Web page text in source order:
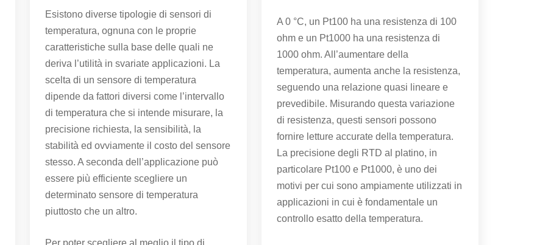
Esistono diverse tipologie di sensori di
temperatura, ognuna con le proprie
caratteristiche sulla base delle quali ne
deriva l’utilità in svariate applicazioni. La
scelta di un sensore di temperatura
dipende da fattori diversi come l’intervallo
di temperatura che si intende misurare, la
precisione richiesta, la sensibilità, la
stabilità ed ovviamente il costo del sensore
stesso. A seconda dell’applicazione può
essere più efficiente scegliere un
determinato sensore di temperatura
piuttosto che un altro.
Per poter scegliere al meglio il tipo di
A 0 °C, un Pt100 ha una resistenza di 100
ohm e un Pt1000 ha una resistenza di
1000 ohm. All’aumentare della
temperatura, aumenta anche la resistenza,
seguendo una relazione quasi lineare e
prevedibile. Misurando questa variazione
di resistenza, questi sensori possono
fornire letture accurate della temperatura.
La precisione degli RTD al platino, in
particolare Pt100 e Pt1000, è uno dei
motivi per cui sono ampiamente utilizzati in
applicazioni in cui è fondamentale un
controllo esatto della temperatura.